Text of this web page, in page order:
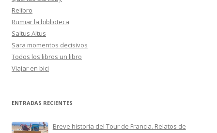
Relibro
Rumiar la biblioteca
Saltus Altus
Sara momentos decisivos
Todos los libros un libro
Viajar en bici
ENTRADAS RECIENTES
Breve historia del Tour de Francia. Relatos de